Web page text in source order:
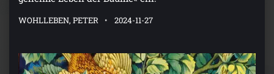
WOHLLEBEN, PETER 2024-11-27